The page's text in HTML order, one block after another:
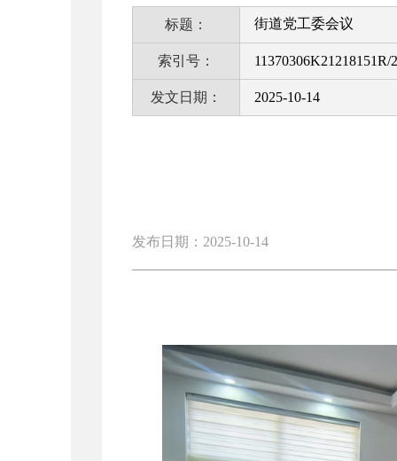
标题： 街道党工委会议
索引号： 11370306K21218151R/
发文日期： 2025-10-14
发布日期：2025-10-14